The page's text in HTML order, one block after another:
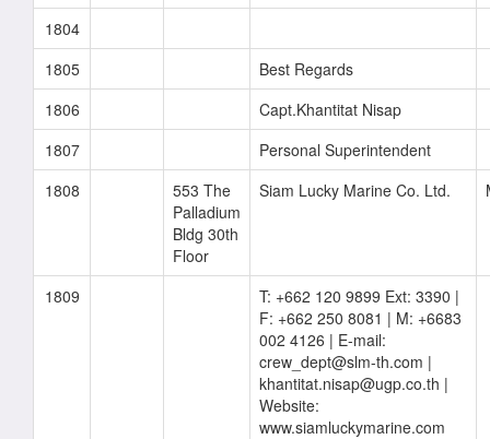
1804
1805
Best Regards
1806
Capt.Khantitat Nisap
1807
Personal Superintendent
1808
553 The
Palladium
Bldg 30th
Floor
Siam Lucky Marine Co. Ltd.
1809
T: +662 120 9899 Ext: 3390 |
F: +662 250 8081 | M: +6683
002 4126 | E-mail:
crew_dept@slm-th.com |
khantitat.nisap@ugp.co.th |
Website:
www.siamluckymarine.com